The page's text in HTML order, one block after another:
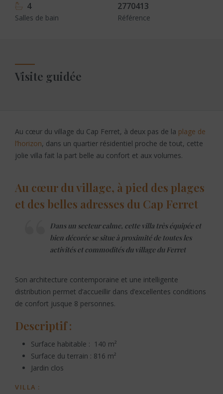
4
Salles de bain
2770413
Référence
Visite guidée
Au cœur du village du Cap Ferret, à deux pas de la plage de
l’horizon, dans un quartier résidentiel proche de tout, cette
jolie villa fait la part belle au confort et aux volumes.
Au cœur du village, à pied des plages
et des belles adresses du Cap Ferret
Dans un secteur calme, cette villa très équipée et
bien décorée se situe à proximité de toutes les
activités et commodités du village du Ferret
Son architecture contemporaine et une intelligente
distribution permet d’accueillir dans d’excellentes conditions
de confort jusque 8 personnes.
Descriptif :
Surface habitable : 140 m²
Surface du terrain : 816 m²
Jardin clos
VILLA :